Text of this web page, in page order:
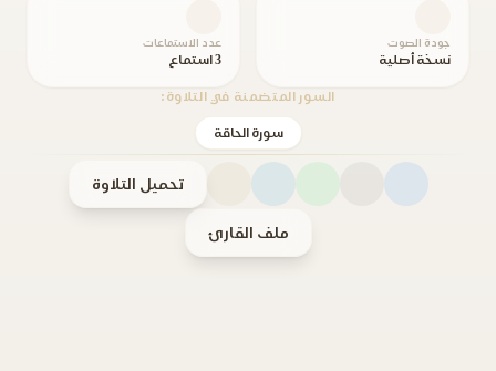
جودة الصوت
نسخة أصلية
عدد الاستماعات
3 استماع
السور المتضمنة في التلاوة:
سورة الحاقة
تحميل التلاوة
ملف القارئ